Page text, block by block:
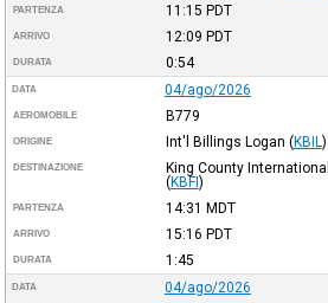
PARTENZA 11:15 PDT
ARRIVO 12:09 PDT
DURATA 0:54
DATA 04/ago/2026
AEROMOBILE B779
ORIGINE Int'l Billings Logan (KBIL )
DESTINAZIONE
King County
(KBFI)
PARTENZA 14:31 MDT
ARRIVO 15:16 PDT
DURATA 1:45
DATA 04/ago/2026